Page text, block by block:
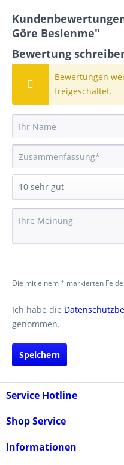
Göre Beslenme"
Bewertung
Bewertungen
freigeschaltet.
Die mit einem * markierten
Ich habe die
genommen.
Speichern
Service Hotline
Shop Service
Informationen